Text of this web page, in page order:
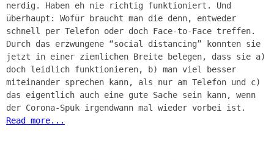
nerdig. Haben eh nie richtig funktioniert. Und
überhaupt: Wofür braucht man die denn, entweder
schnell per Telefon oder doch Face-to-Face treffen.
Durch das erzwungene “social distancing” konnten sie
jetzt in einer ziemlichen Breite belegen, dass sie a)
doch leidlich funktionieren, b) man viel besser
miteinander sprechen kann, als nur am Telefon und c)
das eigentlich auch eine gute Sache sein kann, wenn
der Corona-Spuk irgendwann mal wieder vorbei ist.
Read more...